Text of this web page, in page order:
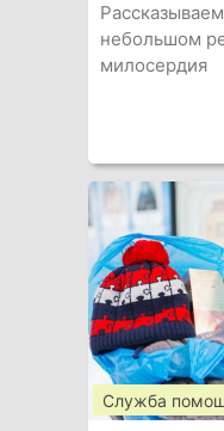
небольшом
милосердия
Служба